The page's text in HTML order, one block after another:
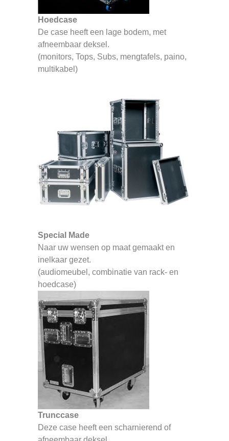
Hoedcase
De case heeft een lage bodem, met
afneembaar deksel.
(monitors, Tops, Subs, mengtafels, paino,
multikabel)
Special Made
Naar uw wensen op maat gemaakt en
inelkaar gezet.
(audiomeubel, combinatie van rack- en
hoedcase)
Trunccase
Deze case heeft een scharnierend of